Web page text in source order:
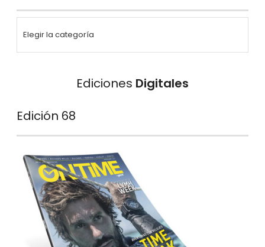
Ediciones Digitales
Edición 68